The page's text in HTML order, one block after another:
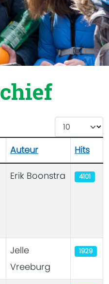
Toon #
Auteur Hits
Erik Boonstra 4101
Jelle
Vreeburg
1929